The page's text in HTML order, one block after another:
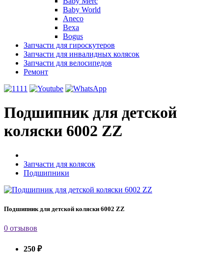
Baby World
Aneco
Bexa
Bogus
Запчасти для гироскутеров
Запчасти для инвалидных колясок
Запчасти для велосипедов
Ремонт
Подшипник для детской
коляски 6002 ZZ
Запчасти для колясок
Подшипники
Подшипник для детской коляски 6002 ZZ
0 отзывов
250 ₽